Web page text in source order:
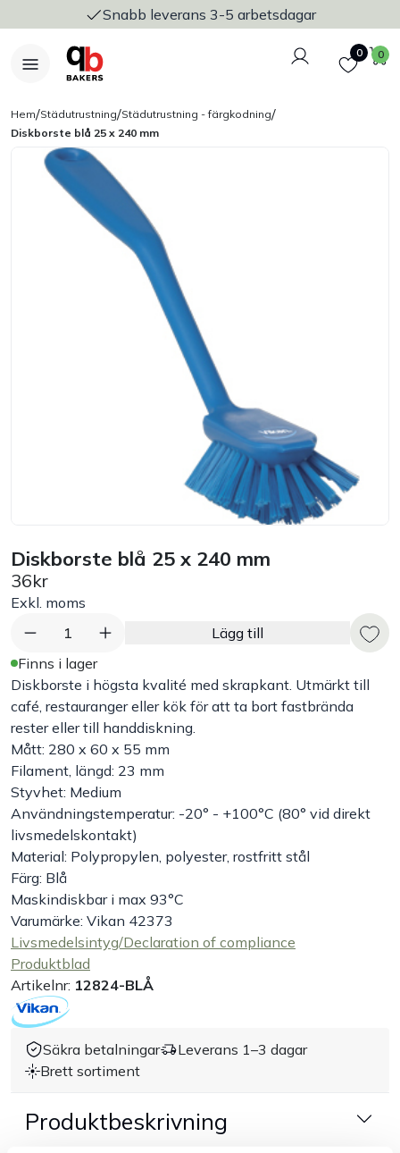
Snabb leverans 3-5 arbetsdagar
Logga in
Favoriter
0 0
Nyheter
Bakers Pureline
Bageriplåtar & bakformar
Stickvagnar & transport
Råvaruhantering & lagring
Exponering & servering
Städutrustning
Arbetskläder
Plåtbyte
Monin
Handla efter bransch
Varumärken
Outlet
Om Bakers
Kundtjänst
Hem/Städutrustning/Städutrustning - färgkodning/
Diskborste blå 25 x 240 mm
Diskborste blå 25 x 240 mm
36kr
Exkl. moms
1
Lägg till
Finns i lager
Diskborste i högsta kvalité med skrapkant. Utmärkt till
café, restauranger eller kök för att ta bort fastbrända
rester eller till handdiskning.
Mått: 280 x 60 x 55 mm
Filament, längd: 23 mm
Styvhet: Medium
Användningstemperatur: -20° - +100°C (80° vid direkt
livsmedelskontakt)
Material: Polypropylen, polyester, rostfritt stål
Färg: Blå
Maskindiskbar i max 93°C
Varumärke: Vikan 42373
Livsmedelsintyg/Declaration of compliance
Produktblad
Artikelnr: 12824-BLÅ
Säkra betalningar
Leverans 1–3 dagar
Brett sortiment
Produktbeskrivning